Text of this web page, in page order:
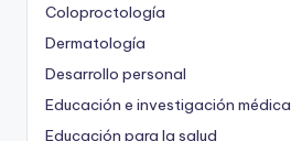
Coloproctología
Dermatología
Desarrollo personal
Educación e investigación médica
Educación para la salud